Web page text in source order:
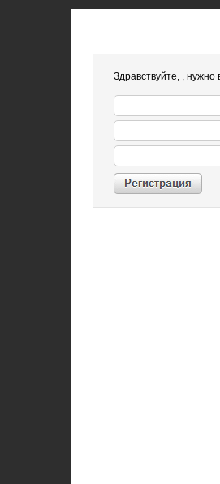
Здравствуйте, , нужно